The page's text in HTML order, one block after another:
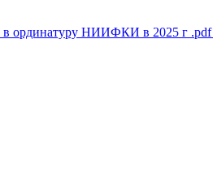
в ординатуру НИИФКИ в 2025 г .pdf